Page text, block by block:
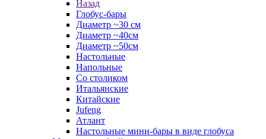
Назад
Глобус-бары
Диаметр ~30 см
Диаметр ~40см
Диаметр ~50см
Настольные
Напольные
Со столиком
Итальянские
Китайские
Jufeng
Атлант
Настольные мини-бары в виде глобуса